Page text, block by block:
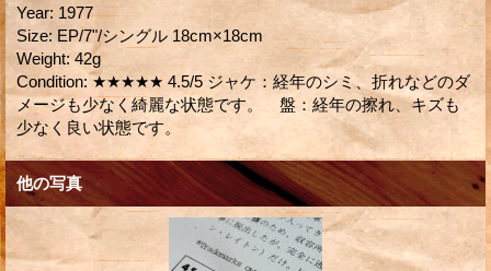
Year: 1977
Size: EP/7"/シングル 18cm×18cm
Weight: 42g
Condition: ★★★★★ 4.5/5 ジャケ：経年のシミ、折れなどのダ
メージも少なく綺麗な状態です。 盤：経年の擦れ、キズも
少なく良い状態です。
他の写真